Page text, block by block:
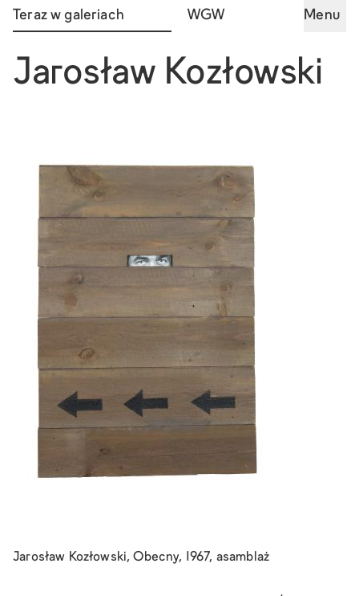
Teraz w galeriach WGW Menu
Jarosław Kozłowski
Jarosław Kozłowski, Obecny, 1967, asamblaż